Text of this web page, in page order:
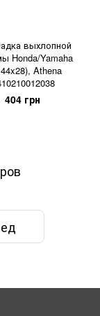
выхлопной
Honda/Yamaha
Athena
404 грн